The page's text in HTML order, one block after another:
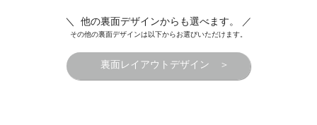
＼ 他の裏面デザインからも選べます。 ／
その他の裏面デザインは以下からお選びいただけます。
裏面レイアウトデザイン ＞